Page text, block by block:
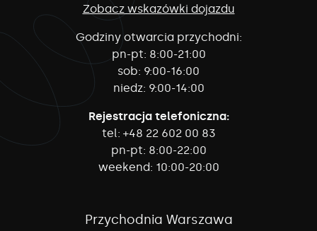
Zobacz wskazówki dojazdu
Godziny otwarcia przychodni:
pn-pt: 8:00-21:00
sob: 9:00-16:00
niedz: 9:00-14:00
Rejestracja telefoniczna:
tel: +48 22 602 00 83
pn-pt: 8:00-22:00
weekend: 10:00-20:00
Przychodnia Warszawa